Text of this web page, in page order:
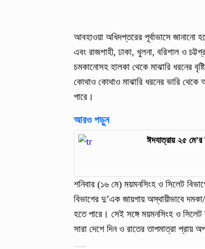
আবহাওয়া অধিদপ্তরের পূর্বাভাসে জানানো
এবং রাজশাহী, ঢাকা, খুলনা, বরিশাল ও
চমকানোসহ হালকা থেকে মাঝারি ধরনের
কোথাও কোথাও মাঝারি ধরনের ভারি থেকে
পারে।
আরও পড়ুন
ঈদযাত্রায় ২৫
শনিবার (১৬ মে) ময়মনসিংহ ও সিলেট
বিভাগের দু’এক জায়গায় অস্থায়ীভাবে
হতে পারে। সেই সঙ্গে ময়মনসিংহ ও সিলেট
সারা দেশে দিন ও রাতের তাপমাত্রা প্রায়